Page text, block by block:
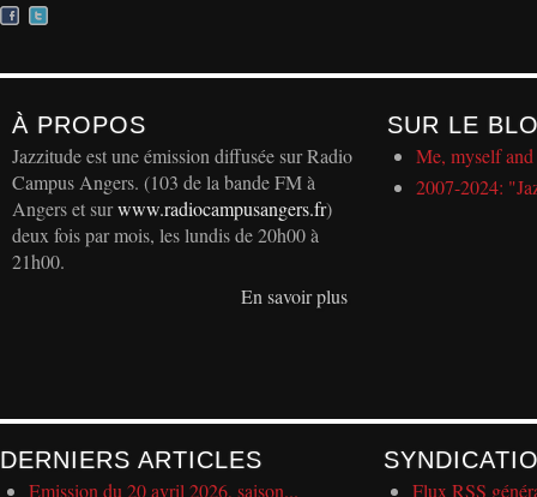
À PROPOS
Jazzitude est une émission diffusée sur Radio
Campus Angers. (103 de la bande FM à
Angers et surwww.radiocampusangers.fr)
deux fois par mois, les lundis de 20h00 à
21h00.
En savoir plus
SUR LE
Me, myself
2007-2024:
DERNIERS ARTICLES
Emission du 20 avril 2026, saison... Flux RSS